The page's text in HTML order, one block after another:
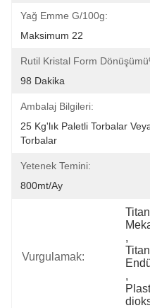
Yağ Emme G/100g:
Maksimum 22
Rutil Kristal Form
98 Dakika
Ambalaj Bilgileri:
25 Kg'lık Paletli Torbalar
Torbalar
Yetenek Temini:
800mt/ay
Vurgulamak:
,
,